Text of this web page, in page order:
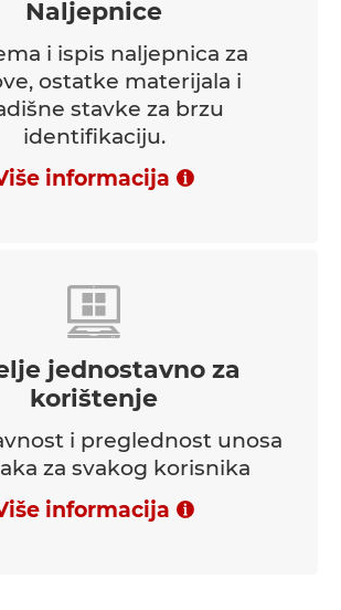
Naljepnice
i ispis naljepnica za
ostatke materijala i
stavke za brzu
identifikaciju.
informacija
jednostavno za
korištenje
i preglednost unosa
za svakog korisnika
informacija